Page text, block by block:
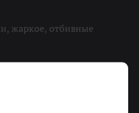
жаркое, отбивные